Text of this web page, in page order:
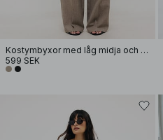
Kostymbyxor med låg midja och elastisk detalj
599 SEK